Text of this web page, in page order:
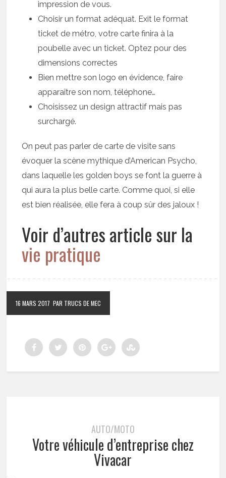
impression de vous.
Choisir un format adéquat. Exit le format
ticket de métro, votre carte finira à la
poubelle avec un ticket. Optez pour des
dimensions correctes
Bien mettre son logo en évidence, faire
apparaître son nom, téléphone…
Choisissez un design attractif mais pas
surchargé.
On peut pas parler de carte de visite sans
évoquer la scène mythique d’American Psycho,
dans laquelle les golden boys se font la guerre à
qui aura la plus belle carte. Comme quoi, si elle
est bien réalisée, elle fera à coup sûr des jaloux !
Voir d’autres article sur la
vie pratique
16 MARS 2017 PAR TRUCS DE MEC
AUTO/MOTO
Votre véhicule d’entreprise chez
Vivacar